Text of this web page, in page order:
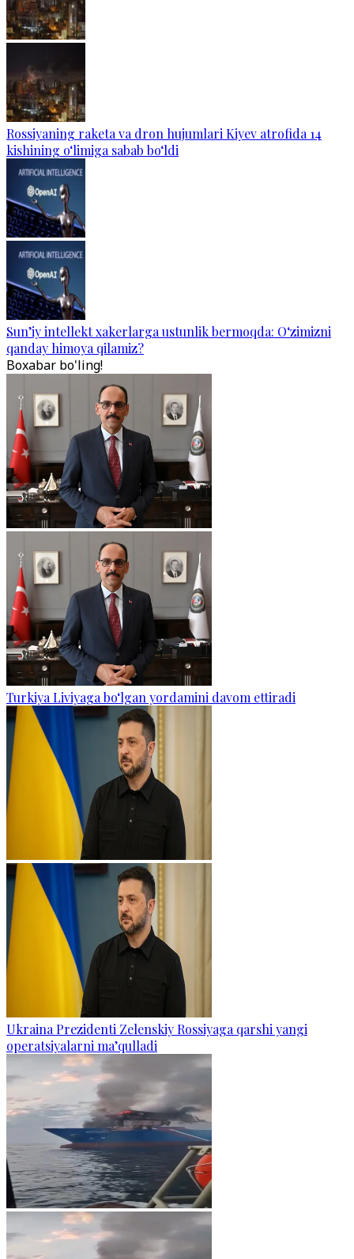
Rossiyaning raketa va dron hujumlari Kiyev atrofida 14
kishining o‘limiga sabab bo‘ldi
Sun’iy intellekt xakerlarga ustunlik bermoqda: O‘zimizni
qanday himoya qilamiz?
Boxabar bo'ling!
Turkiya Liviyaga bo‘lgan yordamini davom ettiradi
Ukraina Prezidenti Zelenskiy Rossiyaga qarshi yangi
operatsiyalarni ma’qulladi